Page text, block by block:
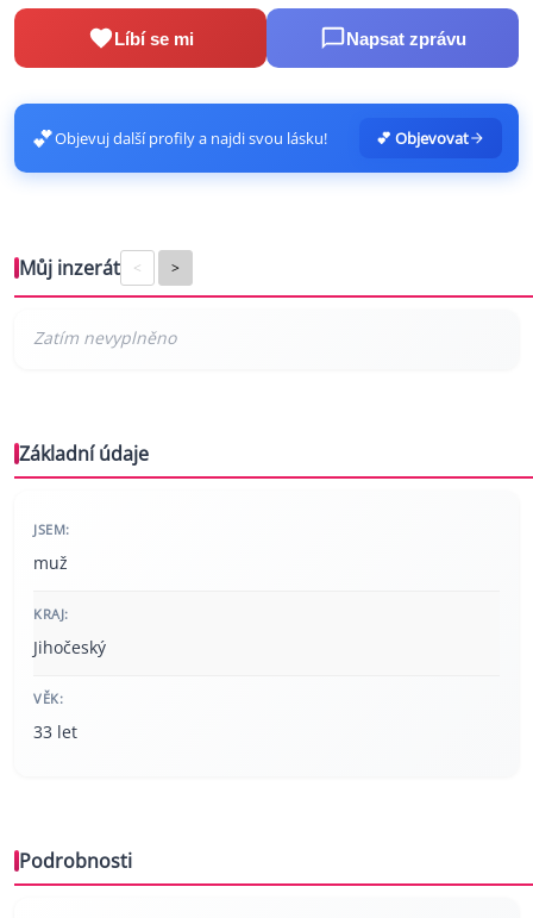
Líbí se mi Napsat zprávu
💕Objevuj další profily a najdi svou lásku! 💕 Objevovat
Můj inzerát < >
Základní údaje
JSEM:
muž
KRAJ:
Jihočeský
VĚK:
33 let
Podrobnosti